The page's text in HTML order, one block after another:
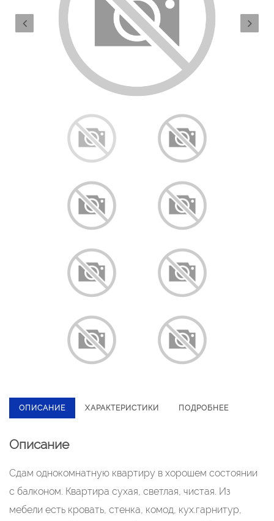
ОПИСАНИЕ ХАРАКТЕРИСТИКИ ПОДРОБНЕЕ
Описание
Сдам однокомнатную квартиру в хорошем состоянии
с балконом. Квартира сухая, светлая, чистая. Из
мебели есть кровать, стенка, комод, кух.гарнитур,